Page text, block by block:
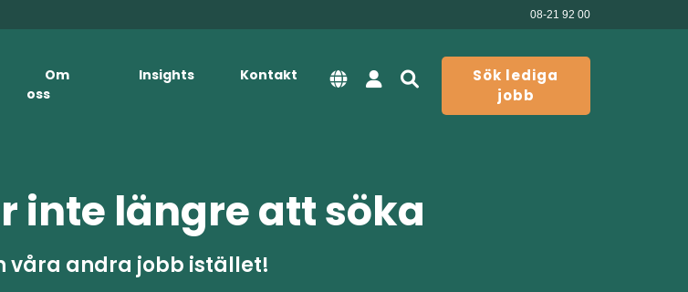
08-21 92 00
Om
oss
Insights Kontakt
Sök lediga
jobb
inte längre att söka
våra andra jobb istället!